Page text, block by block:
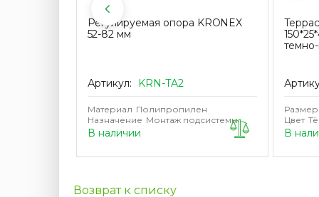
Регулируемая опора KRONEX
52-82 мм
Артикул: KRN-TA2
Материал Полипропилен
Назначение Монтаж подсистемы
В наличии
Размер
Цвет
В
Возврат к списку